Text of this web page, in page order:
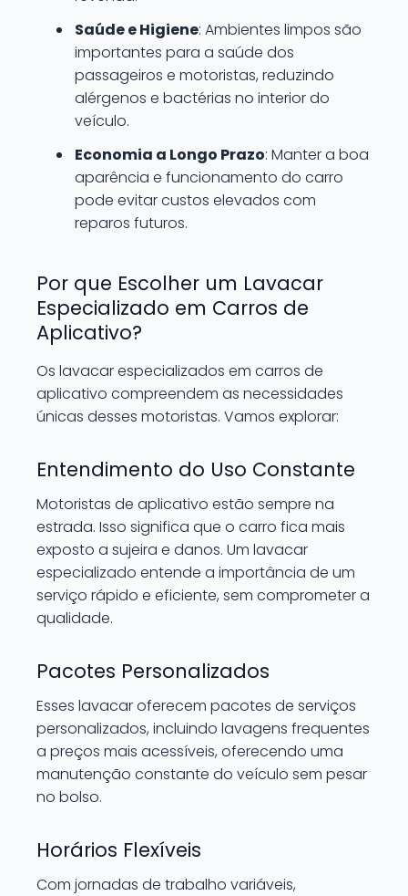
Saúde e Higiene: Ambientes limpos são
importantes para a saúde dos
passageiros e motoristas, reduzindo
alérgenos e bactérias no interior do
veículo.
Economia a Longo Prazo: Manter a boa
aparência e funcionamento do carro
pode evitar custos elevados com
reparos futuros.
Por que Escolher um Lavacar
Especializado em Carros de
Aplicativo?
Os lavacar especializados em carros de
aplicativo compreendem as necessidades
únicas desses motoristas. Vamos explorar:
Entendimento do Uso Constante
Motoristas de aplicativo estão sempre na
estrada. Isso significa que o carro fica mais
exposto a sujeira e danos. Um lavacar
especializado entende a importância de um
serviço rápido e eficiente, sem comprometer a
qualidade.
Pacotes Personalizados
Esses lavacar oferecem pacotes de serviços
personalizados, incluindo lavagens frequentes
a preços mais acessíveis, oferecendo uma
manutenção constante do veículo sem pesar
no bolso.
Horários Flexíveis
Com jornadas de trabalho variáveis,